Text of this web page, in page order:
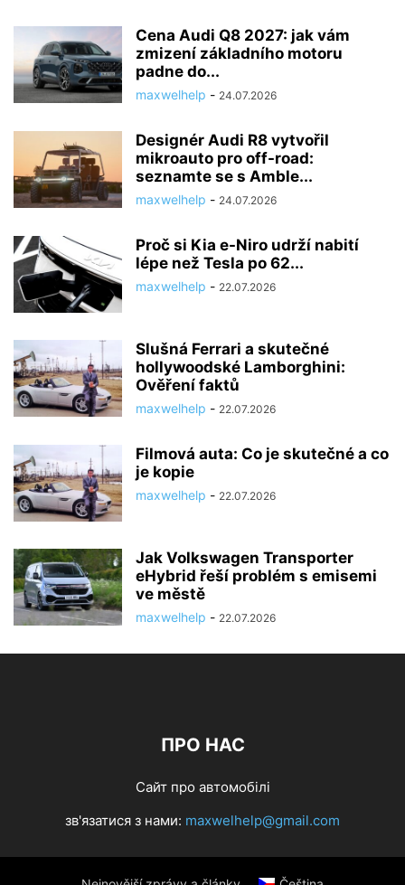
Cena Audi Q8 2027: jak vám
zmizení základního motoru
padne do...
maxwelhelp - 24.07.2026
Designér Audi R8 vytvořil
mikroauto pro off-road:
seznamte se s Amble...
maxwelhelp - 24.07.2026
Proč si Kia e-Niro udrží nabití
lépe než Tesla po 62...
maxwelhelp - 22.07.2026
Slušná Ferrari a skutečné
hollywoodské Lamborghini:
Ověření faktů
maxwelhelp - 22.07.2026
Filmová auta: Co je skutečné a co
je kopie
maxwelhelp - 22.07.2026
Jak Volkswagen Transporter
eHybrid řeší problém s emisemi
ve městě
maxwelhelp - 22.07.2026
ПРО НАС
Сайт про автомобілі
зв'язатися з нами: maxwelhelp@gmail.com